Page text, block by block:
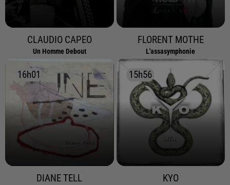
CLAUDIO CAPEO
Un Homme Debout
FLORENT MOTHE
L'assasymphonie
16h01
16h01
DIANE TELL
15h56
15h56
KYO